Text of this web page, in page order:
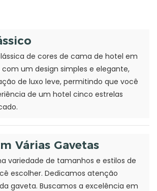
de cores de cama de hotel em
um design simples e elegante,
de luxo leve, permitindo que você
de um hotel cinco estrelas
Várias Gavetas
variedade de tamanhos e estilos de
escolher. Dedicamos atenção
gaveta. Buscamos a excelência em